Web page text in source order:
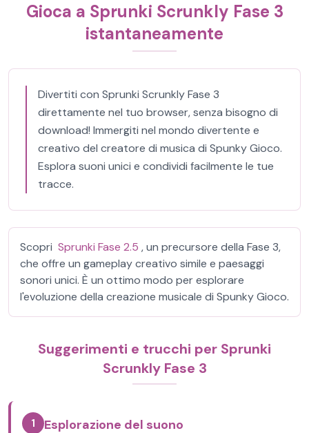
Gioca a Sprunki Scrunkly Fase 3
istantaneamente
Divertiti con Sprunki Scrunkly Fase 3
direttamente nel tuo browser, senza bisogno di
download! Immergiti nel mondo divertente e
creativo del creatore di musica di Spunky Gioco.
Esplora suoni unici e condividi facilmente le tue
tracce.
Scopri Sprunki Fase 2.5 , un precursore della Fase 3,
che offre un gameplay creativo simile e paesaggi
sonori unici. È un ottimo modo per esplorare
l'evoluzione della creazione musicale di Spunky Gioco.
Suggerimenti e trucchi per Sprunki
Scrunkly Fase 3
1 Esplorazione del suono